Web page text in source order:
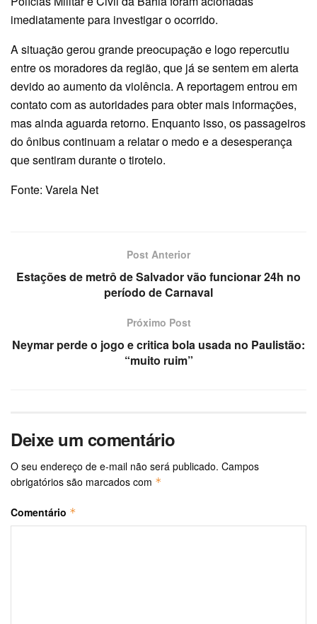
imediatamente para investigar o ocorrido.
A situação gerou grande preocupação e logo repercutiu
entre os moradores da região, que já se sentem em alerta
devido ao aumento da violência. A reportagem entrou em
contato com as autoridades para obter mais informações,
mas ainda aguarda retorno. Enquanto isso, os passageiros
do ônibus continuam a relatar o medo e a desesperança
que sentiram durante o tiroteio.
Fonte: Varela Net
Post Anterior
Estações de metrô de Salvador vão funcionar 24h no
período de Carnaval
Próximo Post
Neymar perde o jogo e critica bola usada no Paulistão:
“muito ruim”
Deixe um comentário
O seu endereço de e-mail não será publicado. Campos
obrigatórios são marcados com *
Comentário *